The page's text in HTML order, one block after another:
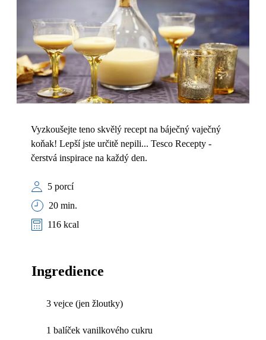
Vyzkoušejte teno skvělý recept na báječný vaječný
koňak! Lepší jste určitě nepili... Tesco Recepty -
čerstvá inspirace na každý den.
5 porcí
20 min.
116 kcal
Ingredience
3 vejce (jen žloutky)
1 balíček vanilkového cukru